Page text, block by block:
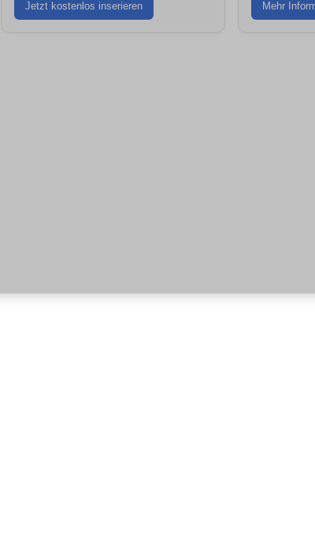
Jetzt kostenlos inserieren Mehr